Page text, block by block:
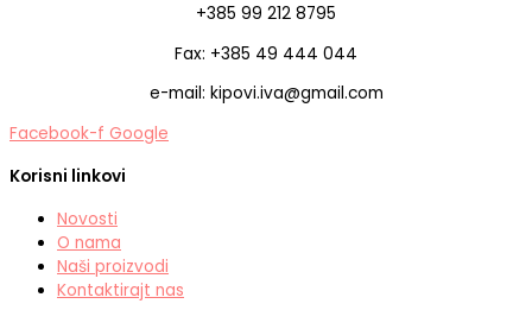
+385 99 212 8795
Fax: +385 49 444 044
e-mail: kipovi.iva@gmail.com
Facebook-f Google
Korisni linkovi
Novosti
O nama
Naši proizvodi
Kontaktirajt nas